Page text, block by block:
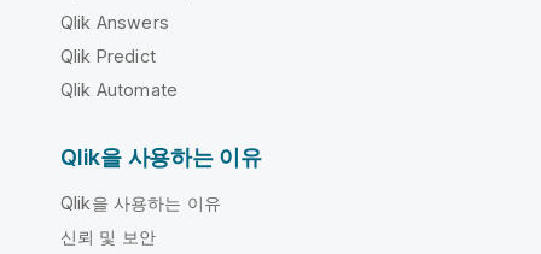
Qlik Answers
Qlik Predict
Qlik Automate
Qlik을 사용하는 이유
Qlik을 사용하는 이유
신뢰 및 보안